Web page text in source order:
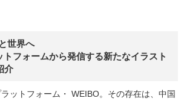
世界へ
フォームから発信する新たなイラスト
介
ットフォーム・ WEIBO。その存在は、中国